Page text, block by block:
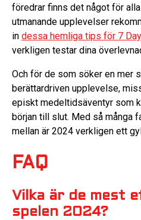
föredrar finns det något för
utmanande upplevelser
in dessa hemliga tips för 7
verkligen testar dina
Och för de som söker en mer
berättardriven upplevelse,
episkt medeltidsäventyr som
början till slut. Med så många
mellan är 2024 verkligen ett
FAQ
Vilka är de mest
spelen 2024?